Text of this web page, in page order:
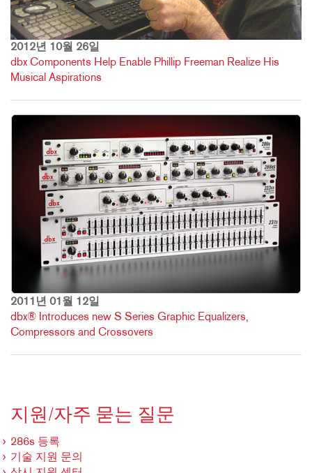
2012년 10월 26일
dbx Components Help Enable Phillip Freeman Realize His
Musical Aspirations
2011년 01월 12일
dbx® Introduces new S Series Graphic Equalizers,
Compressors and Crossovers
지원/자주 묻는 질문
286s 등록
기술 지원 문의